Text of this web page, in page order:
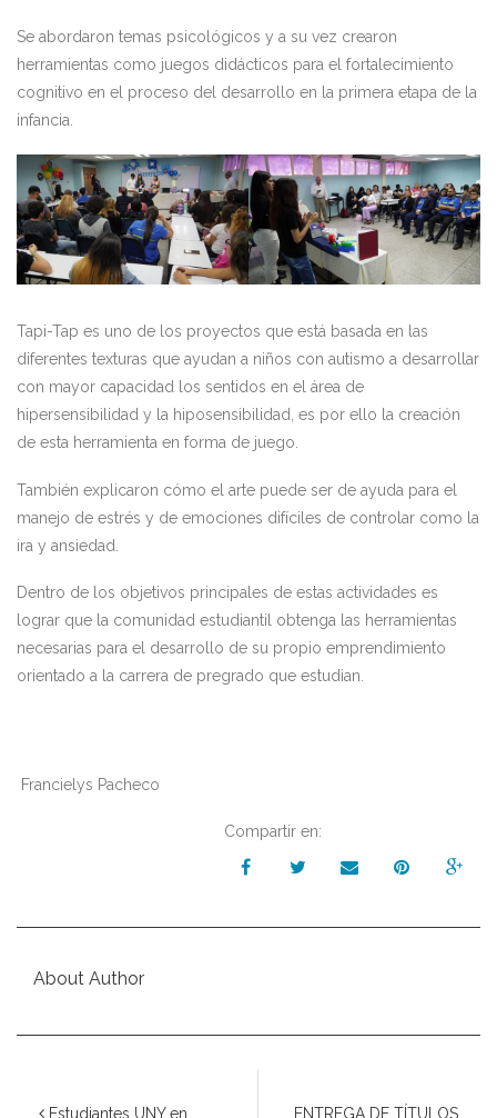
Se abordaron temas psicológicos y a su vez crearon
herramientas como juegos didácticos para el fortalecimiento
cognitivo en el proceso del desarrollo en la primera etapa de la
infancia.
Tapi-Tap es uno de los proyectos que está basada en las
diferentes texturas que ayudan a niños con autismo a desarrollar
con mayor capacidad los sentidos en el área de
hipersensibilidad y la hiposensibilidad, es por ello la creación
de esta herramienta en forma de juego.
También explicaron cómo el arte puede ser de ayuda para el
manejo de estrés y de emociones difíciles de controlar como la
ira y ansiedad.
Dentro de los objetivos principales de estas actividades es
lograr que la comunidad estudiantil obtenga las herramientas
necesarias para el desarrollo de su propio emprendimiento
orientado a la carrera de pregrado que estudian.
Francielys Pacheco
Compartir en:
About Author
Estudiantes UNY en ENTREGA DE TÍTULOS